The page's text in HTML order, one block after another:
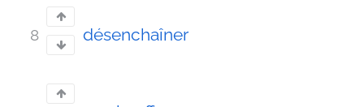
8 désenchaîner